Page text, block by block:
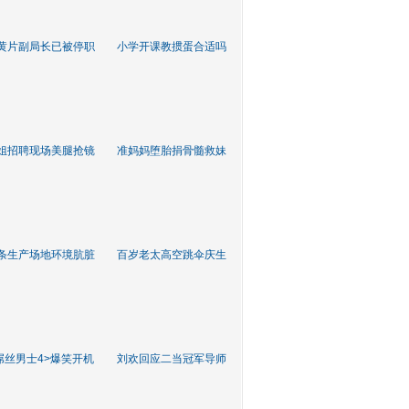
片副局长已被停职 小学开课教掼蛋合适吗
招聘现场美腿抢镜 准妈妈堕胎捐骨髓救妹
生产场地环境肮脏 百岁老太高空跳伞庆生
丝男士4>爆笑开机 刘欢回应二当冠军导师